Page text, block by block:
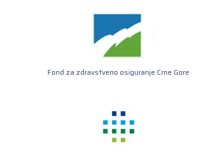
Fond za zdravstveno osiguranje Crne Gore